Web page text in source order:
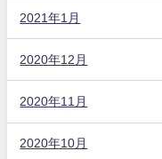
2021年1月
2020年12月
2020年11月
2020年10月